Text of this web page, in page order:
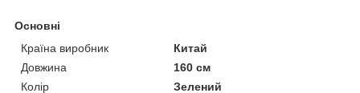
Основні
Країна виробник
Китай
Довжина
160 см
Колір
Зелений